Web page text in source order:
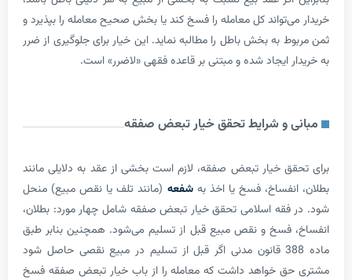
کل معامله را فسخ کند یا بخش صحیح معامله را بپذیرد و
به بخش باطل را مطالبه نماید. این خیار برای جلوگیری از ضرر
ایجاد شده و مبتنی بر قاعده فقهی «لاضرر» است.
و شرایط تحقق خیار تبعض صفقه
خیار تبعض صفقه، لازم است بخشی از عقد به دلایلی مانند
فسخ یا اخذ بهشفعه(مانند تلف یا نقص مبیع) منحل
اسلامی تحقق خیار تبعض صفقه شامل چهار مورد: بطلان،
فسخ و نقص مبیع قبل از تسلیم می‌شود. همچنین بنابر طبق
ماده 388 قانون مدنی اگر قبل از تسلیم در مبیع نقصی حاصل شود
خواهد داشت که معامله را از باب خیار تبعض صفقه فسخ